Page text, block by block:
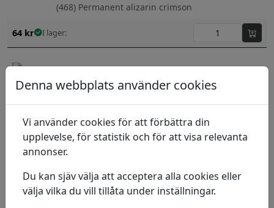
(468) Permanent alizarin crimson
64 kr I lager:
Oljefärg Winton 37ml
(337) Lamp black
Oljefärg Winton 37ml
(346) Lemon yellow hue
64kr I lager:
Denna webbplats använder cookies
Vi använder cookies för att förbättra din
upplevelse, för statistik och för att visa relevanta
annonser.
Du kan sjäv välja att acceptera alla cookies eller
välja vilka du vill tillåta under inställningar.